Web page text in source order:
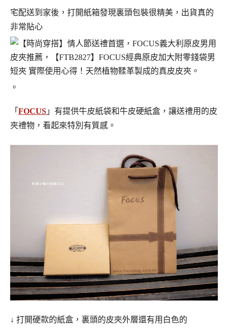
宅配送到家後，打開紙箱發現裏頭包裝很精美，出貨真的
非常貼心
。
「 FOCUS 」有提供牛皮紙袋和牛皮硬紙盒，讓送禮用的皮
夾禮物，看起來特別有質感。
↓ 打開硬款的紙盒，裏頭的皮夾外層還有用白色的